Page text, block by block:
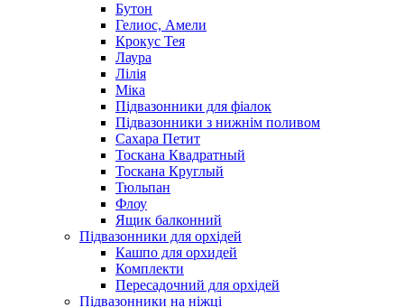
Бутон
Гелиос, Амели
Крокус Тея
Лаура
Лілія
Міка
Підвазонники для фіалок
Підвазонники з нижнім поливом
Сахара Петит
Тоскана Квадратный
Тоскана Круглый
Тюльпан
Флоу
Ящик балконний
Підвазонники для орхідей
Кашпо для орхидей
Комплекти
Пересадочний для орхідей
Підвазонники на ніжці